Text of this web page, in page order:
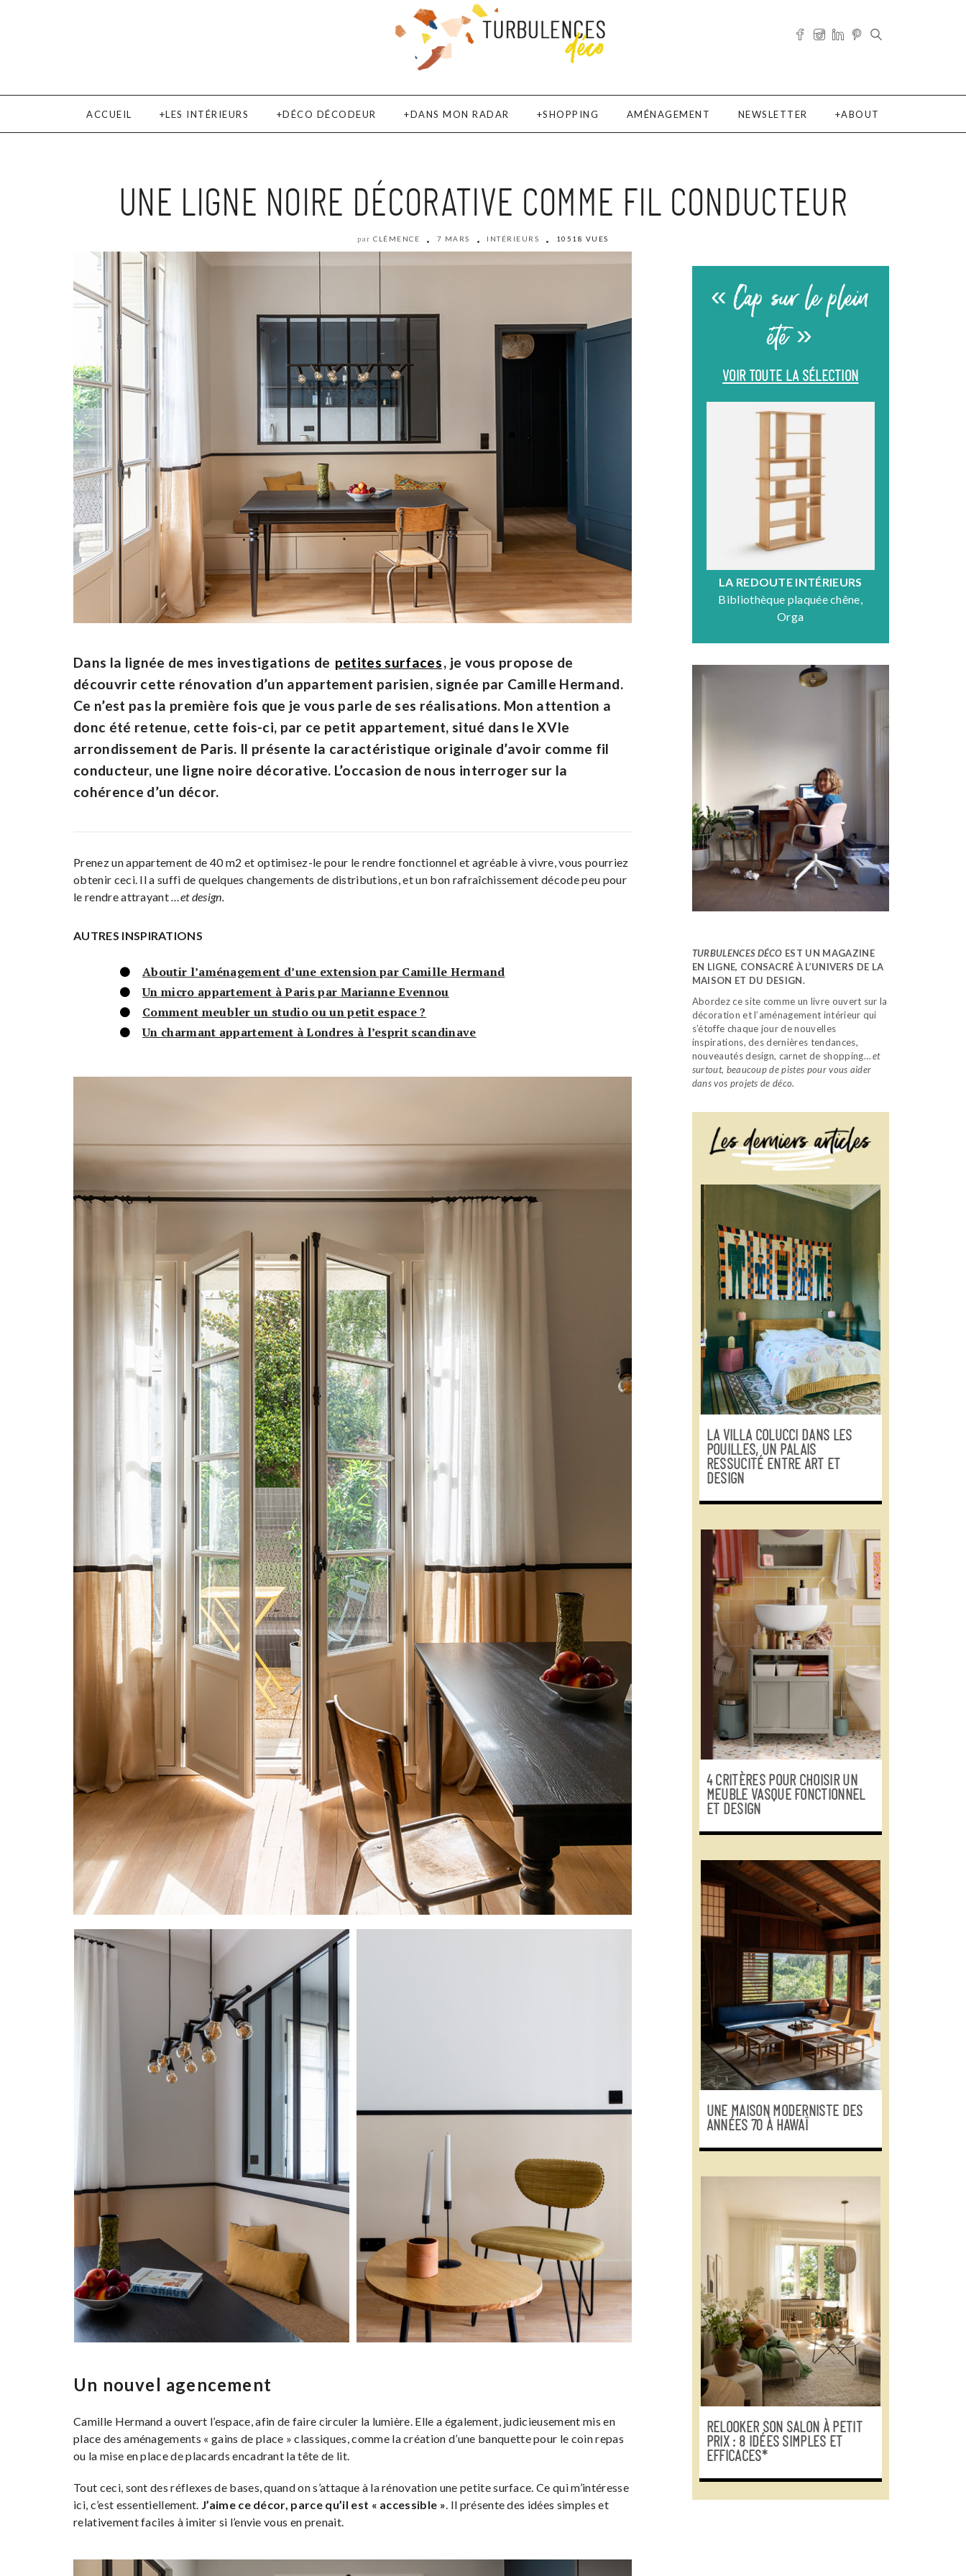
ACCUEIL LES INTÉRIEURS DÉCO DÉCODEUR DANS MON RADAR SHOPPING AMÉNAGEMENT NEWSLETTER ABOUT
UNE LIGNE NOIRE DÉCORATIVE COMME FIL CONDUCTEUR
par CLÉMENCE 7 MARS INTÉRIEURS 10518 VUES
Dans la lignée de mes investigations de petites surfaces, je vous propose de
découvrir cette rénovation d’un appartement parisien, signée par Camille Hermand.
Ce n’est pas la première fois que je vous parle de ses réalisations. Mon attention a
donc été retenue, cette fois-ci, par ce petit appartement, situé dans le XVIe
arrondissement de Paris. Il présente la caractéristique originale d’avoir comme fil
conducteur, une ligne noire décorative. L’occasion de nous interroger sur la
cohérence d’un décor.
Prenez un appartement de 40 m2 et optimisez-le pour le rendre fonctionnel et agréable à vivre, vous pourriez
obtenir ceci. Il a suffi de quelques changements de distributions, et un bon rafraîchissement décode peu pour
le rendre attrayant…et design.
AUTRES INSPIRATIONS
Aboutir l’aménagement d’une extension par Camille Hermand
Un micro appartement à Paris par Marianne Evennou
Comment meubler un studio ou un petit espace ?
Un charmant appartement à Londres à l’esprit scandinave
Un nouvel agencement
Camille Hermand a ouvert l’espace, afin de faire circuler la lumière. Elle a également, judicieusement mis en
place des aménagements « gains de place » classiques, comme la création d’une banquette pour le coin repas
ou la mise en place de placards encadrant la tête de lit.
Tout ceci, sont des réflexes de bases, quand on s’attaque à la rénovation une petite surface. Ce qui m’intéresse
ici, c’est essentiellement. J’aime ce décor, parce qu’il est « accessible ». Il présente des idées simples et
relativement faciles à imiter si l’envie vous en prenait.
« Cap sur le plein
été »
VOIR TOUTE LA SÉLECTION
LA REDOUTE INTÉRIEURS
Bibliothèque plaquée chêne,
Orga
TURBULENCES DÉCO EST UN MAGAZINE
EN LIGNE, CONSACRÉ À L’UNIVERS DE LA
MAISON ET DU DESIGN.
Abordez ce site comme un livre ouvert sur la
décoration et l’aménagement intérieur qui
s’étoffe chaque jour de nouvelles
inspirations, des dernières tendances,
nouveautés design, carnet de shopping…et
surtout, beaucoup de pistes pour vous aider
dans vos projets de déco.
LA VILLA COLUCCI DANS LES
POUILLES, UN PALAIS
RESSUCITÉ ENTRE ART ET
DESIGN
4 CRITÈRES POUR CHOISIR UN
MEUBLE VASQUE FONCTIONNEL
ET DESIGN
UNE MAISON MODERNISTE DES
ANNÉES 70 À HAWAÏ
RELOOKER SON SALON À PETIT
PRIX : 8 IDÉES SIMPLES ET
EFFICACES*